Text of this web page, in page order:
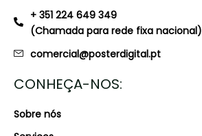
+ 351 224 649 349
(Chamada para rede fixa nacional)
comercial@posterdigital.pt
CONHEÇA-NOS:
Sobre nós